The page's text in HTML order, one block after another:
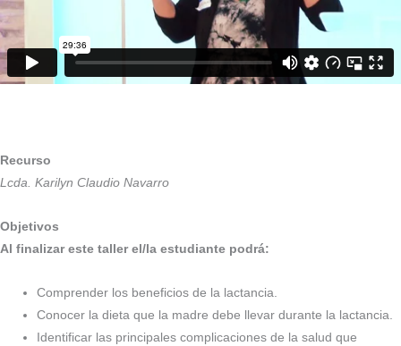
Recurso
Lcda. Karilyn Claudio Navarro
Objetivos
Al finalizar este taller el/la estudiante podrá:
Comprender los beneficios de la lactancia.
Conocer la dieta que la madre debe llevar durante la lactancia.
Identificar las principales complicaciones de la salud que